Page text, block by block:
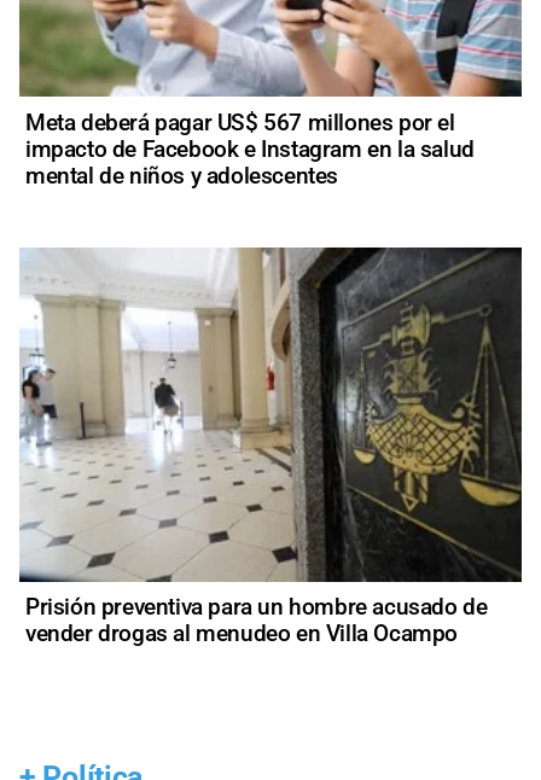
Meta deberá pagar US$ 567 millones por el
impacto de Facebook e Instagram en la salud
mental de niños y adolescentes
Prisión preventiva para un hombre acusado de
vender drogas al menudeo en Villa Ocampo